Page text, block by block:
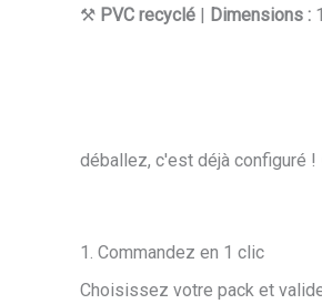
⚒️ PVC recyclé | Dimensions :
déballez, c'est déjà configuré !
1. Commandez en 1 clic
Choisissez votre pack et